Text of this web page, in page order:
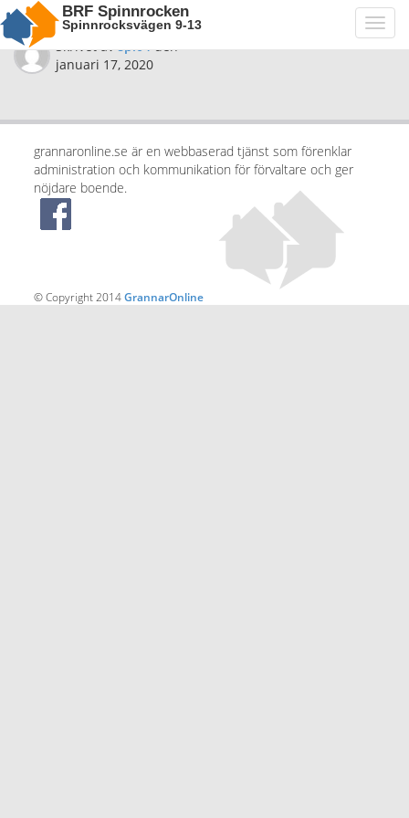
BRF Spinnrocken
Spinnrocksvägen 9-13
Skrivet avspi04den
januari 17, 2020
grannaronline.se är en webbaserad tjänst som förenklar
administration och kommunikation för förvaltare och ger
nöjdare boende.
© Copyright 2014GrannarOnline